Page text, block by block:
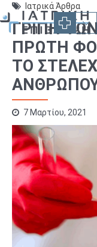
Ιατρικά Άρθρα
ΓΡΙΠΗ
ΠΡΩΤΗ
ΤΟ
7 Μαρτίου, 2021